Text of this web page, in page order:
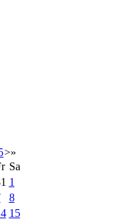
>»
Sa
1
8
15